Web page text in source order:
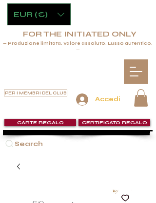
Accedi
PER I MEMBRI DEL CLUB
Search
CARTE REGALO CERTIFICATO REGALO
FOR THE INITIATED ONLY
— Produzione limitata. Valore assoluto. Lusso autentico.
—
EUR (€)